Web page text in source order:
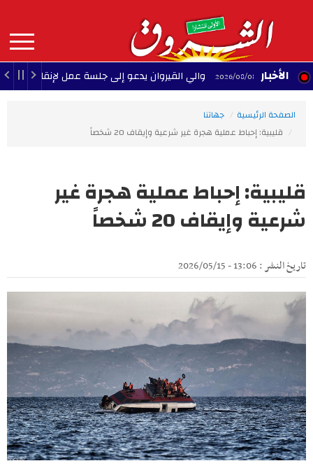
contenu
principal
MAIN
NAVIGATION الأخبار 22:35 - والي القيروان يدعو إلى جلسة عمل لإنقاذ الشبيبة 08
الصفحة الرئيسية
جهاتنا
قليبية: إحباط عملية هجرة غير شرعية وإيقاف 20 شخصاً
قليبية: إحباط عملية هجرة غير
شرعية وإيقاف 20 شخصاً
تاريخ النشر : 13:06 - 2026/05/15